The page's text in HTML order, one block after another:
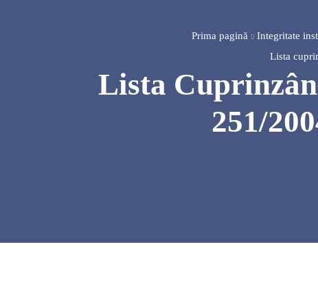
Prima pagină Integritate
Lista
Lista
251/